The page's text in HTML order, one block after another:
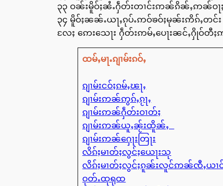
၃၃ ဝၼ်းမိူဝ်ႈၼႆႉႁဵတ်းတၢင်းဢၼ်ၵိၼ်ႇဢၼ်ဝႃ
၃၄ မိူဝ်ႈၼၼ်ႉယႃႇၵုပ်ႉဢဝ်ၶဝ်ႈမုၼ်းဢိၵ်ႇ
လႄႈ ဢေးသေႃး ႁဵတ်းဢမ်ႇပေႃးၼင်ႇႁိုဝ်
ထမ်ႇမႃႉၵျၢမ်းၵဝ်ႇ
ၵျၢမ်းငဝ်ႈၵမ်ႇၽႃႇ
ၵျၢမ်းဢၼ်ဢွၵ်ႇၵႂႃႇ
ၵျၢမ်းဢၼ်ႁဵတ်းဝၢတ်ႈ
ၵျၢမ်းဢၼ်ယူႇၼႂ်းထိူၼ်ႇ
ၵျၢမ်းဢၼ်ႁေႃးတြႃး
လိၵ်ႈမၢတ်ႈလွင်ႈယေႃးသု
လိၵ်ႈမၢတ်ႈလွင်ႈၵူၼ်းလူင်ဢၼ်ၸီႇယၢင်
ဝုတ်ႉထုရုထ